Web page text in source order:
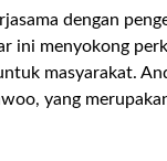
dengan
ini menyokong
masyarakat.
yang